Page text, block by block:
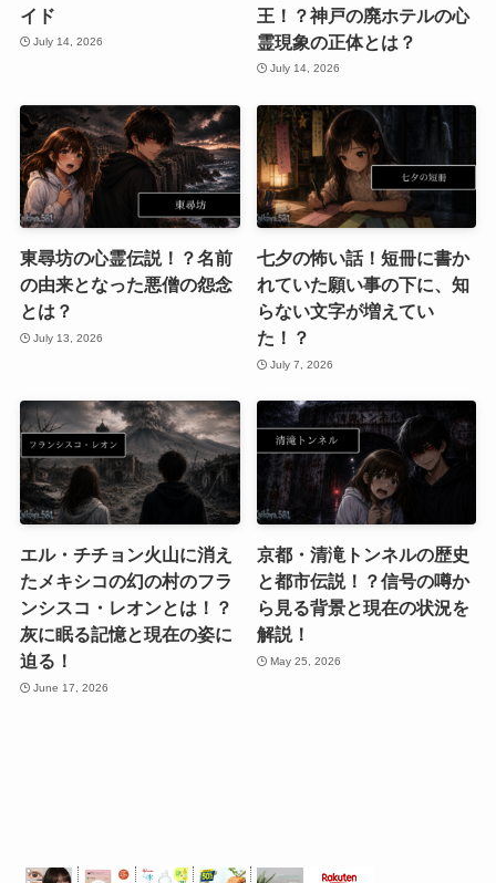
イド
July 14, 2026
王！？神戸の廃ホテルの心
霊現象の正体とは？
July 14, 2026
東尋坊の心霊伝説！？名前
の由来となった悪僧の怨念
とは？
July 13, 2026
七夕の怖い話！短冊に書か
れていた願い事の下に、知
らない文字が増えてい
た！？
July 7, 2026
エル・チチョン火山に消え
たメキシコの幻の村のフラ
ンシスコ・レオンとは！？
灰に眠る記憶と現在の姿に
迫る！
June 17, 2026
京都・清滝トンネルの歴史
と都市伝説！？信号の噂か
ら見る背景と現在の状況を
解説！
May 25, 2026